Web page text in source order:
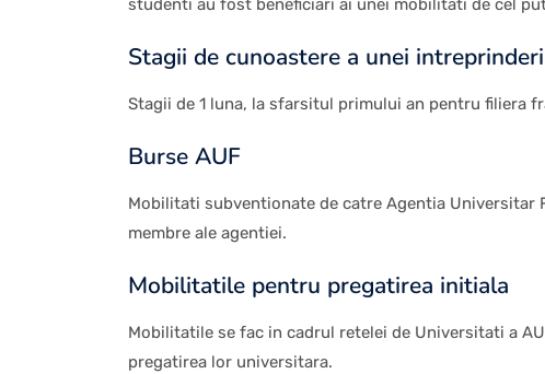
studenti au fost beneficiari ai unei mobilitati de cel
Stagii de cunoastere a unei intreprinderi
Stagii de 1 luna, la sfarsitul primului an pentru filiera
Burse AUF
Mobilitati subventionate de catre Agentia
membre ale agentiei.
Mobilitatile pentru pregatirea initiala
Mobilitatile se fac in cadrul retelei de Universitati a
pregatirea lor universitara.